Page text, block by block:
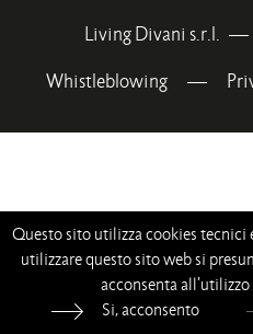
Living Divani s.r.l. —
Whistleblowing —
Questo sito utilizza cookies tecnici
utilizzare questo sito web si
acconsenta
Si, acconsento